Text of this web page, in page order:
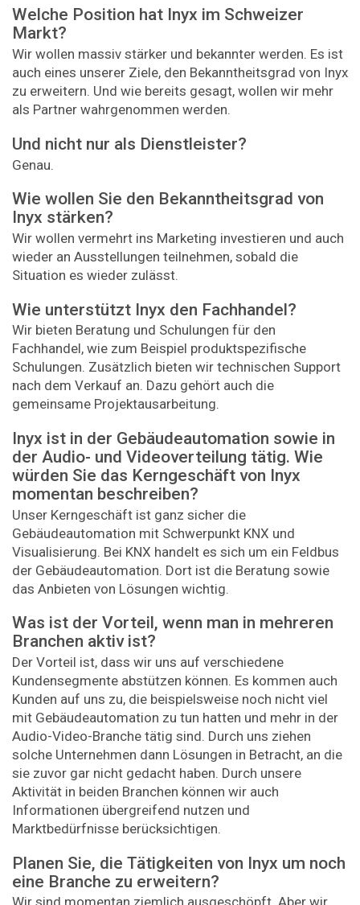
Welche Position hat Inyx im Schweizer
Markt?
Wir wollen massiv stärker und bekannter werden. Es ist
auch eines unserer Ziele, den Bekanntheitsgrad von Inyx
zu erweitern. Und wie bereits gesagt, wollen wir mehr
als Partner wahrgenommen werden.
Und nicht nur als Dienstleister?
Genau.
Wie wollen Sie den Bekanntheitsgrad von
Inyx stärken?
Wir wollen vermehrt ins Marketing investieren und auch
wieder an Ausstellungen teilnehmen, sobald die
Situation es wieder zulässt.
Wie unterstützt Inyx den Fachhandel?
Wir bieten Beratung und Schulungen für den
Fachhandel, wie zum Beispiel produktspezifische
Schulungen. Zusätzlich bieten wir technischen Support
nach dem Verkauf an. Dazu gehört auch die
gemeinsame Projektausarbeitung.
Inyx ist in der Gebäudeautomation sowie in
der Audio- und Videoverteilung tätig. Wie
würden Sie das Kerngeschäft von Inyx
momentan beschreiben?
Unser Kerngeschäft ist ganz sicher die
Gebäudeautomation mit Schwerpunkt KNX und
Visualisierung. Bei KNX handelt es sich um ein Feldbus
der Gebäudeautomation. Dort ist die Beratung sowie
das Anbieten von Lösungen wichtig.
Was ist der Vorteil, wenn man in mehreren
Branchen aktiv ist?
Der Vorteil ist, dass wir uns auf verschiedene
Kundensegmente abstützen können. Es kommen auch
Kunden auf uns zu, die beispielsweise noch nicht viel
mit Gebäudeautomation zu tun hatten und mehr in der
Audio-Video-Branche tätig sind. Durch uns ziehen
solche Unternehmen dann Lösungen in Betracht, an die
sie zuvor gar nicht gedacht haben. Durch unsere
Aktivität in beiden Branchen können wir auch
Informationen übergreifend nutzen und
Marktbedürfnisse berücksichtigen.
Planen Sie, die Tätigkeiten von Inyx um noch
eine Branche zu erweitern?